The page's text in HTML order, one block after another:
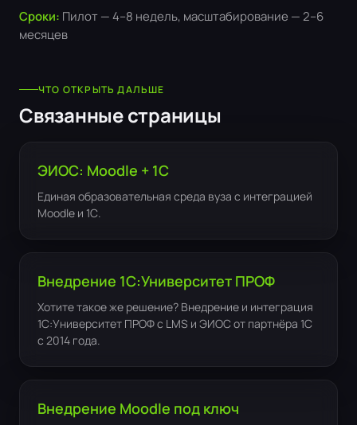
Сроки: Пилот — 4–8 недель, масштабирование — 2–6
месяцев
ЧТО ОТКРЫТЬ ДАЛЬШЕ
Связанные страницы
ЭИОС: Moodle + 1С
Единая образовательная среда вуза с интеграцией
Moodle и 1С.
Внедрение 1С:Университет ПРОФ
Хотите такое же решение? Внедрение и интеграция
1С:Университет ПРОФ с LMS и ЭИОС от партнёра 1С
с 2014 года.
Внедрение Moodle под ключ